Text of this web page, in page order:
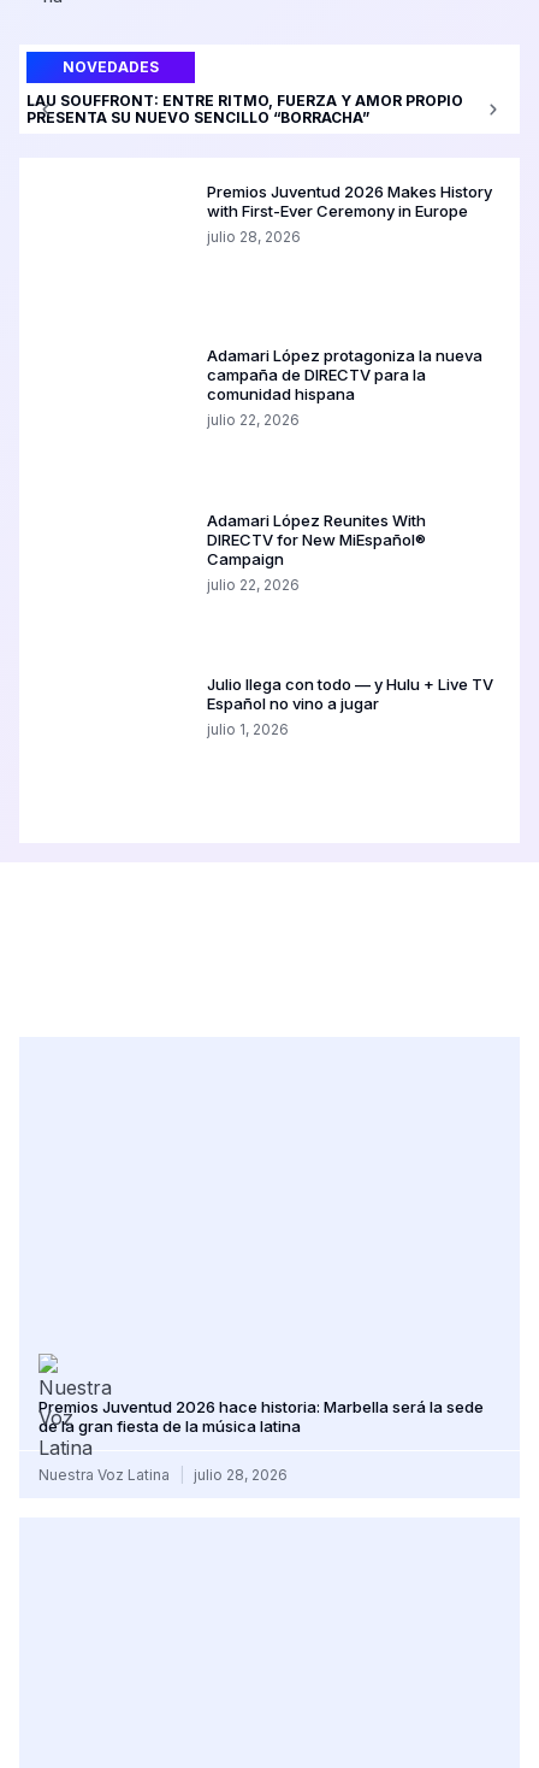
Premios Juventud 2026 Makes History
with First-Ever Ceremony in Europe
julio 28, 2026
Adamari López protagoniza la nueva
campaña de DIRECTV para la
comunidad hispana
julio 22, 2026
Adamari López Reunites With
DIRECTV for New MiEspañol®
Campaign
julio 22, 2026
Julio llega con todo — y Hulu + Live TV
Español no vino a jugar
julio 1, 2026
NOVEDADES
LAU SOUFFRONT: ENTRE RITMO, FUERZA Y AMOR PROPIO
PRESENTA SU NUEVO SENCILLO “BORRACHA”
Premios Juventud 2026 hace historia: Marbella será la sede
de la gran fiesta de la música latina
Nuestra Voz Latina julio 28, 2026